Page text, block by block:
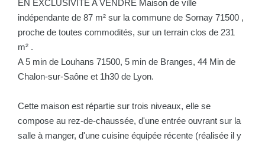
EN EXCLUSIVITE A VENDRE Maison de ville
indépendante de 87 m² sur la commune de Sornay 71500 ,
proche de toutes commodités, sur un terrain clos de 231
m² .
A 5 min de Louhans 71500, 5 min de Branges, 44 Min de
Chalon-sur-Saône et 1h30 de Lyon.
Cette maison est répartie sur trois niveaux, elle se
compose au rez-de-chaussée, d'une entrée ouvrant sur la
salle à manger, d'une cuisine équipée récente (réalisée il y